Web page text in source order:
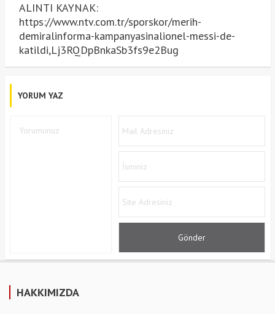
ALINTI KAYNAK:
https://www.ntv.com.tr/sporskor/merih-
demiralinforma-kampanyasinalionel-messi-de-
katildi,Lj3RQDpBnkaSb3fs9e2Bug
YORUM YAZ
HAKKIMIZDA